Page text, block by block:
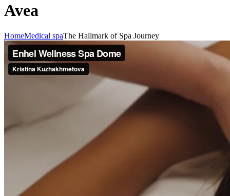
Avea
HomeMedical spaThe Hallmark of Spa Journey